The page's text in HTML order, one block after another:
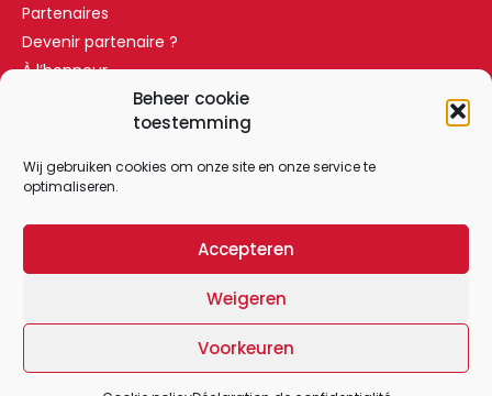
Beheer cookie
toestemming
Wij gebruiken cookies om onze site en onze service te
optimaliseren.
Accepteren
Weigeren
Voorkeuren
Partenaires
Devenir partenaire ?
À l’honneur
Presse
Demandes de presse
Contact